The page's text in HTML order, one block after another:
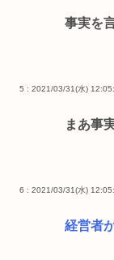
事実を
5 : 2021/03/31(水)
まあ事
6 : 2021/03/31(水)
経営者